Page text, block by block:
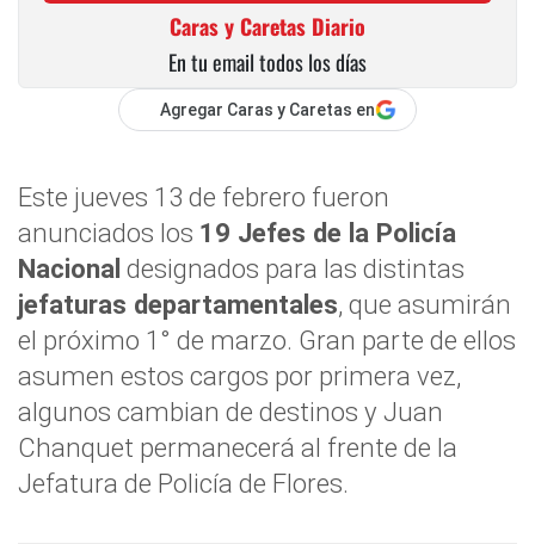
Caras y Caretas Diario
En tu email todos los días
Agregar Caras y Caretas en
Este jueves 13 de febrero fueron
anunciados los 19 Jefes de la Policía
Nacional designados para las distintas
jefaturas departamentales, que asumirán
el próximo 1° de marzo. Gran parte de ellos
asumen estos cargos por primera vez,
algunos cambian de destinos y Juan
Chanquet permanecerá al frente de la
Jefatura de Policía de Flores.